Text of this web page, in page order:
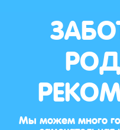
Мы можем много